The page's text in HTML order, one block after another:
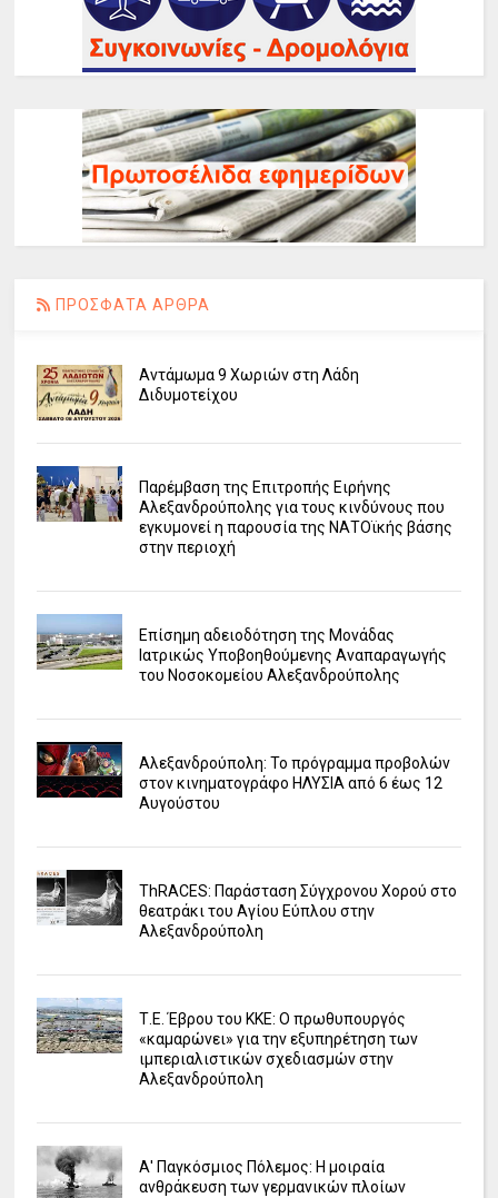
ΠΡΟΣΦΑΤΑ ΑΡΘΡΑ
Αντάμωμα 9 Χωριών στη Λάδη
Διδυμοτείχου
Παρέμβαση της Επιτροπής Ειρήνης
Αλεξανδρούπολης για τους κινδύνους που
εγκυμονεί η παρουσία της ΝΑΤΟϊκής βάσης
στην περιοχή
Επίσημη αδειοδότηση της Μονάδας
Ιατρικώς Υποβοηθούμενης Αναπαραγωγής
του Νοσοκομείου Αλεξανδρούπολης
Αλεξανδρούπολη: Το πρόγραμμα προβολών
στον κινηματογράφο ΗΛΥΣΙΑ από 6 έως 12
Αυγούστου
ΤhRACES: Παράσταση Σύγχρονου Χορού στο
θεατράκι του Αγίου Εύπλου στην
Αλεξανδρούπολη
Τ.Ε. Έβρου του ΚΚΕ: Ο πρωθυπουργός
«καμαρώνει» για την εξυπηρέτηση των
ιμπεριαλιστικών σχεδιασμών στην
Αλεξανδρούπολη
Α' Παγκόσμιος Πόλεμος: Η μοιραία
ανθράκευση των γερμανικών πλοίων